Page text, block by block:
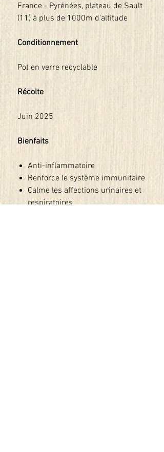
France - Pyrénées, plateau de Sault
(11) à plus de 1000m d'altitude
Conditionnement
Pot en verre recyclable
Récolte
Juin 2025
Bienfaits
Anti-inflammatoire
Renforce le système immunitaire
Calme les affections urinaires et
respiratoires